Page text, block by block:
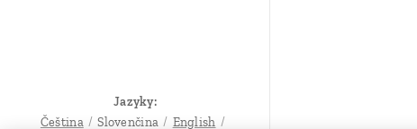
Jazyky
Čeština
Slovenčina English